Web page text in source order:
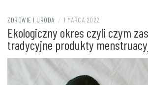
ZDROWIE I URODA / 1 MARCA 2022
Ekologiczny okres czyli czym
tradycyjne produkty